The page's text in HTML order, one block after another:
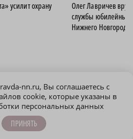
усилит охрану
Олег Лавричев
службы юбилейные
Нижнего Новгорода
НА НАШИ
И TELEGRAM:
ПРАВДА
nn.ru, Вы соглашаетесь с
cookie, которые указаны в
персональных данных
ПРИНЯТЬ